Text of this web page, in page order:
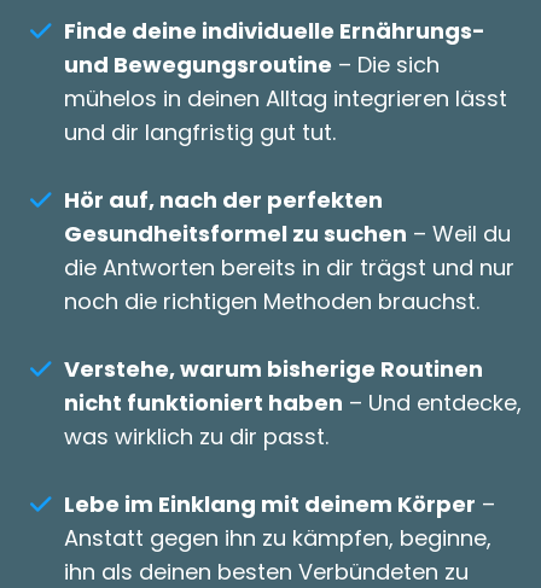
Finde deine individuelle Ernährungs-
und Bewegungsroutine – Die sich
mühelos in deinen Alltag integrieren lässt
und dir langfristig gut tut.
Hör auf, nach der perfekten
Gesundheitsformel zu suchen – Weil du
die Antworten bereits in dir trägst und nur
noch die richtigen Methoden brauchst.
Verstehe, warum bisherige Routinen
nicht funktioniert haben – Und entdecke,
was wirklich zu dir passt.
Lebe im Einklang mit deinem Körper –
Anstatt gegen ihn zu kämpfen, beginne,
ihn als deinen besten Verbündeten zu